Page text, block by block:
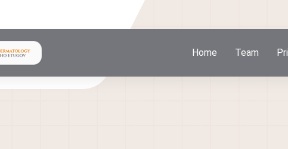
Home Team